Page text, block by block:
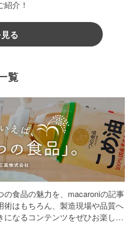
介！
る
覧
食品の魅力を、macaroniの記事
術はもちろん、製造現場や品質へ
なるコンテンツをぜひお楽しみ